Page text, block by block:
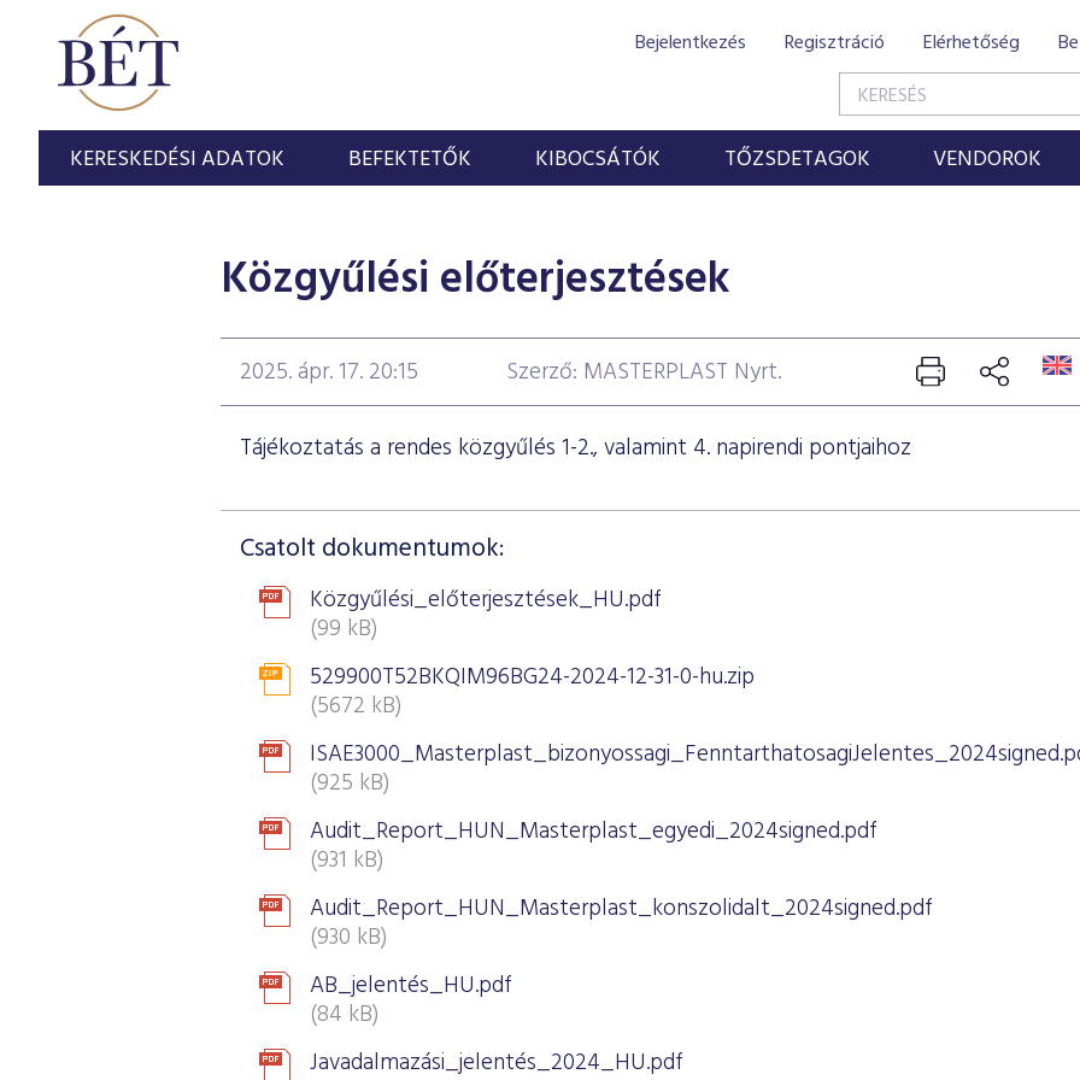
Bejelentkezés Regisztráció Elérhetőség
KERESKEDÉSI ADATOK BEFEKTETŐK KIBOCSÁTÓK TŐZSDETAGOK VENDOROK
Közgyűlési előterjesztések
2025. ápr. 17. 20:15 Szerző: MASTERPLAST Nyrt.
Tájékoztatás a rendes közgyűlés 1-2., valamint 4. napirendi pontjaihoz
Csatolt dokumentumok:
Közgyűlési_előterjesztések_HU.pdf
(99 kB)
529900T52BKQIM96BG24-2024-12-31-0-hu.zip
(5672 kB)
(925 kB)
Audit_Report_HUN_Masterplast_egyedi_2024signed.pdf
(931 kB)
Audit_Report_HUN_Masterplast_konszolidalt_2024signed.pdf
(930 kB)
AB_jelentés_HU.pdf
(84 kB)
Javadalmazási_jelentés_2024_HU.pdf